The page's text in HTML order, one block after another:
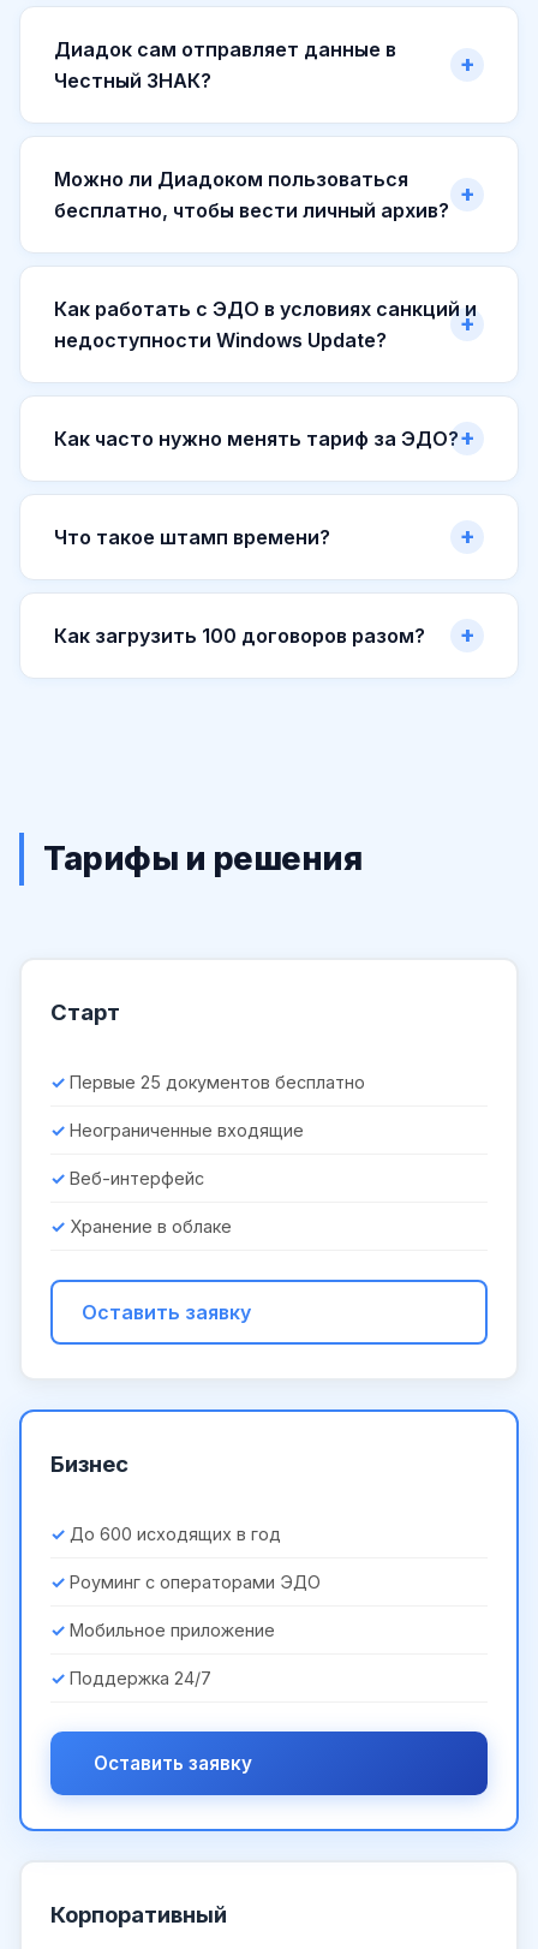
Диадок сам отправляет данные в
Честный ЗНАК?
Можно ли Диадоком пользоваться
бесплатно, чтобы вести личный архив?
Как работать с ЭДО в условиях санкций и
недоступности Windows Update?
Как часто нужно менять тариф за ЭДО?
Что такое штамп времени?
Как загрузить 100 договоров разом?
Тарифы и решения
Старт
Первые 25 документов бесплатно
Неограниченные входящие
Веб-интерфейс
Хранение в облаке
Оставить заявку
Бизнес
До 600 исходящих в год
Роуминг с операторами ЭДО
Мобильное приложение
Поддержка 24/7
Оставить заявку
Корпоративный